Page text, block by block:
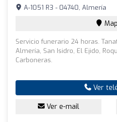
A-1051 R3 - 04740, Almería
Servicio funerario 24 horas.
Almería, San Isidro, El Ejido,
Carboneras.
Ver
Ver e-mail